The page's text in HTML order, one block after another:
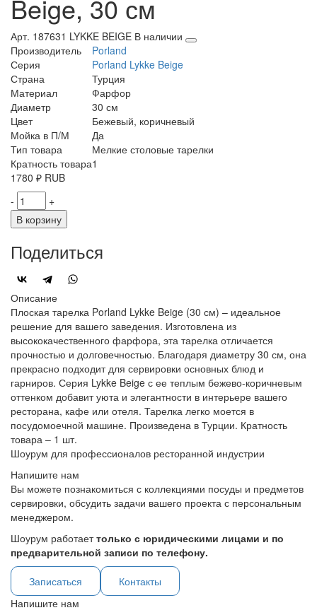
Beige, 30 см
Арт. 187631 LYKKE BEIGE В наличии
Производитель
Porland
Серия
Porland Lykke Beige
Страна
Турция
Материал
Фарфор
Диаметр
30 см
Цвет
Бежевый, коричневый
Мойка в П/М
Да
Тип товара
Мелкие столовые тарелки
Кратность товара1
1780 ₽ RUB
-
+
В корзину
Поделиться
Описание
Плоская тарелка Porland Lykke Beige (30 см) – идеальное
решение для вашего заведения. Изготовлена из
высококачественного фарфора, эта тарелка отличается
прочностью и долговечностью. Благодаря диаметру 30 см, она
прекрасно подходит для сервировки основных блюд и
гарниров. Серия Lykke Beige с ее теплым бежево-коричневым
оттенком добавит уюта и элегантности в интерьере вашего
ресторана, кафе или отеля. Тарелка легко моется в
посудомоечной машине. Произведена в Турции. Кратность
товара – 1 шт.
Шоурум для профессионалов ресторанной индустрии
Напишите нам
Вы можете познакомиться с коллекциями посуды и предметов
сервировки, обсудить задачи вашего проекта с персональным
менеджером.
Шоурум работаеттолько с юридическими лицами и по
предварительной записи по телефону.
Записаться
Контакты
Напишите нам